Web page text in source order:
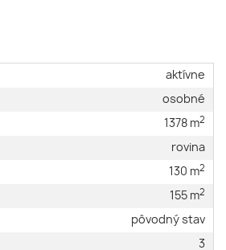
aktívne
osobné
1378 m2
rovina
130 m2
155 m2
pôvodný stav
3